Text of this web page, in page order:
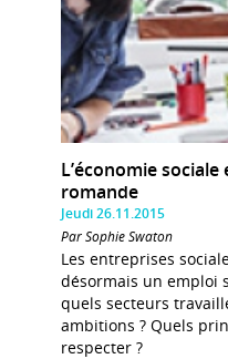
L’économie
romande
Jeudi 26.11.2015
Par Sophie Swaton
Les entreprises
désormais un emploi
quels secteurs
ambitions ? Quels
respecter ?